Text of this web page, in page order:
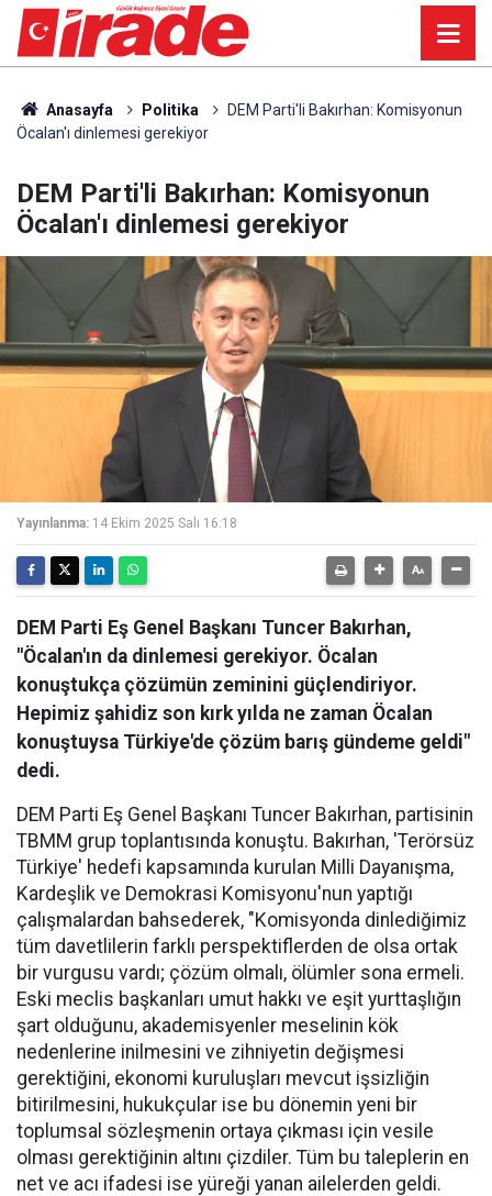
Anasayfa Politika
DEM Parti'li Bakırhan: Komisyonun
Öcalan'ı dinlemesi gerekiyor
DEM Parti'li Bakırhan: Komisyonun
Öcalan'ı dinlemesi gerekiyor
Yayınlanma: 14 Ekim 2025 Salı 16:18
DEM Parti Eş Genel Başkanı Tuncer Bakırhan,
"Öcalan'ın da dinlemesi gerekiyor. Öcalan
konuştukça çözümün zeminini güçlendiriyor.
Hepimiz şahidiz son kırk yılda ne zaman Öcalan
konuştuysa Türkiye'de çözüm barış gündeme geldi"
dedi.
DEM Parti Eş Genel Başkanı Tuncer Bakırhan, partisinin
TBMM grup toplantısında konuştu. Bakırhan, 'Terörsüz
Türkiye' hedefi kapsamında kurulan Milli Dayanışma,
Kardeşlik ve Demokrasi Komisyonu'nun yaptığı
çalışmalardan bahsederek, "Komisyonda dinlediğimiz
tüm davetlilerin farklı perspektiflerden de olsa ortak
bir vurgusu vardı; çözüm olmalı, ölümler sona ermeli.
Eski meclis başkanları umut hakkı ve eşit yurttaşlığın
şart olduğunu, akademisyenler meselinin kök
nedenlerine inilmesini ve zihniyetin değişmesi
gerektiğini, ekonomi kuruluşları mevcut işsizliğin
bitirilmesini, hukukçular ise bu dönemin yeni bir
toplumsal sözleşmenin ortaya çıkması için vesile
olması gerektiğinin altını çizdiler. Tüm bu taleplerin en
net ve acı ifadesi ise yüreği yanan ailelerden geldi.